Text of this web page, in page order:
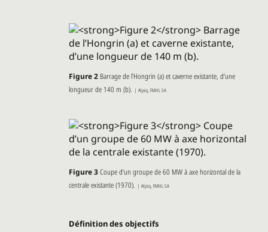
Figure 2 Barrage de l’Hongrin (a) et caverne existante, d’une
longueur de 140 m (b). | Alpiq, FMHL SA
Figure 3Coupe d’un groupe de 60 MW à axe horizontal de la
centrale existante (1970). | Alpiq, FMHL SA
Définition des objectifs